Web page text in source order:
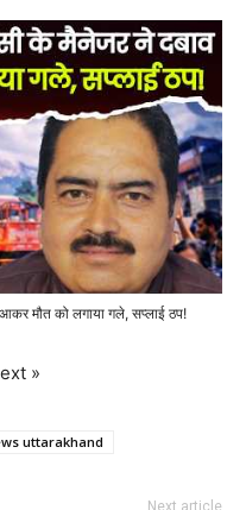
मौत को लगाया गले, सप्लाई ठप!
»
uttarakhand
Next article